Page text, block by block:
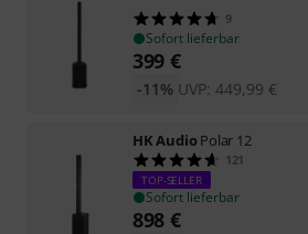
9
Sofort lieferbar
399 €
UVP: 449,99 €
-11%
HK AudioPolar 12
121
TOP-SELLER
Sofort lieferbar
898 €